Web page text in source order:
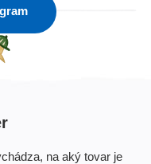
na aký tovar je